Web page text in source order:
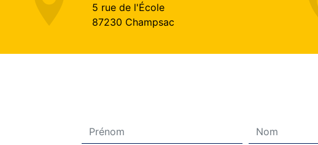
5 rue de l'École
87230 Champsac